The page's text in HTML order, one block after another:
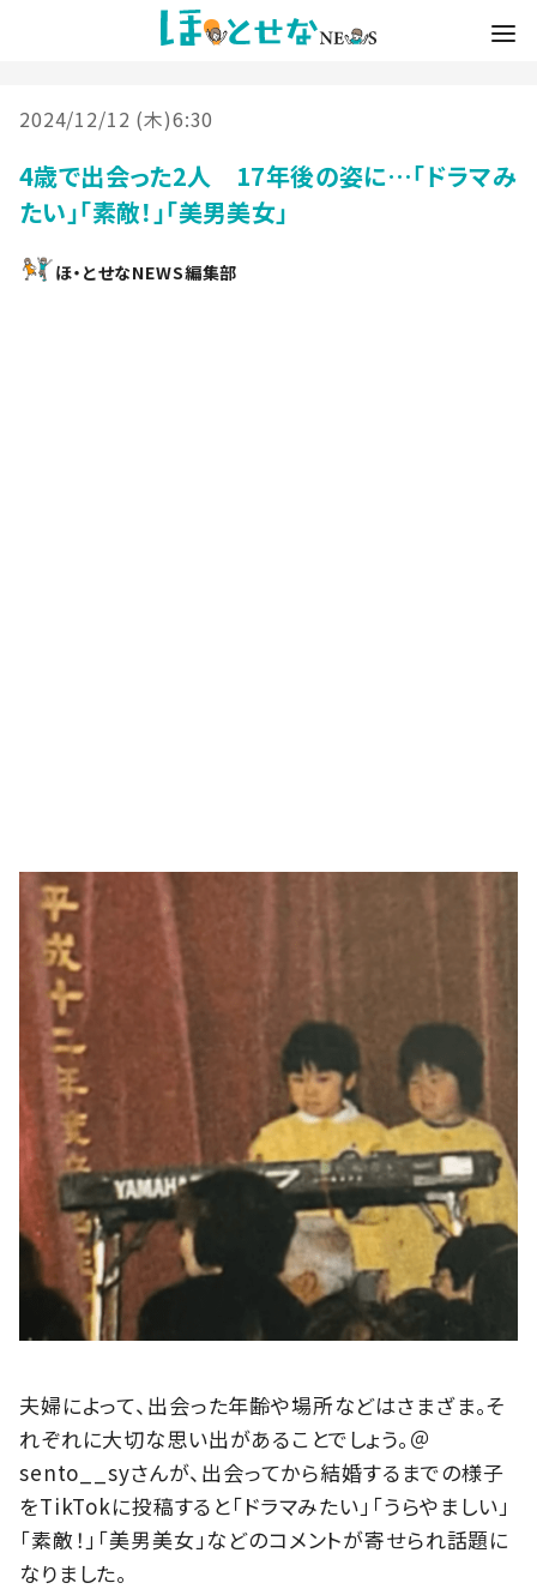
2024/12/12 (木)6:30
4歳で出会った2人 17年後の姿に…「ドラマみ
たい」「素敵！」「美男美女」
ほ・とせなNEWS編集部
夫婦によって、出会った年齢や場所などはさまざま。そ
れぞれに大切な思い出があることでしょう。＠
sento__syさんが、出会ってから結婚するまでの様子
をTikTokに投稿すると「ドラマみたい」「うらやましい」
「素敵！」「美男美女」などのコメントが寄せられ話題に
なりました。